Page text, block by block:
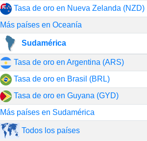
Tasa de oro en Nueva Zelanda (NZD)
Más países en Oceanía
Sudamérica
Tasa de oro en Argentina (ARS)
Tasa de oro en Brasil (BRL)
Tasa de oro en Guyana (GYD)
Más países en Sudamérica
Todos los países